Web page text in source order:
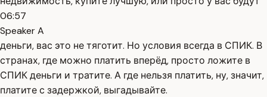
06:57
Speaker A
деньги, вас это не тяготит. Но условия всегда в СПИК. В
странах, где можно платить вперёд, просто ложите в
СПИК деньги и тратите. А где нельзя платить, ну, значит,
платите с задержкой, выгадывайте.